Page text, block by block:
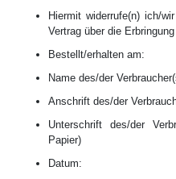
Hiermit widerrufe(n) ich/
Vertrag über die
Bestellt/erhalten am:
Name des/der
Anschrift des/der
Unterschrift des/der
Papier)
Datum: